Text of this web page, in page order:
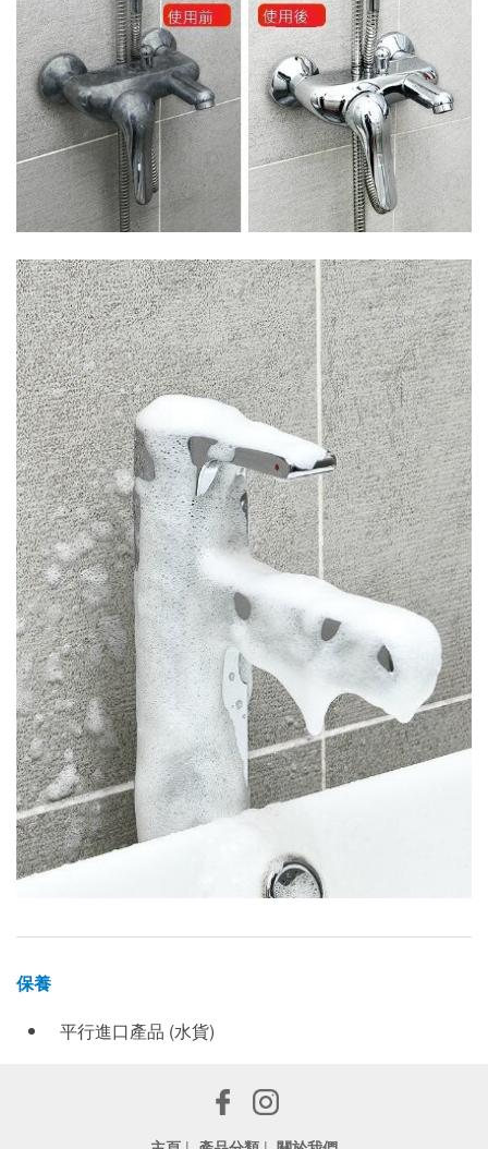
保養
平行進口產品 (水貨)